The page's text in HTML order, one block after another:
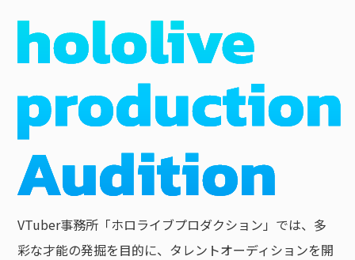
VTuber事務所「ホロライブプロダクション」では、多
彩な才能の発掘を目的に、タレントオーディションを開